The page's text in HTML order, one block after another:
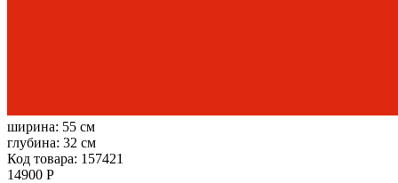
ширина: 55 см
глубина: 32 см
Код товара: 157421
14900 Р